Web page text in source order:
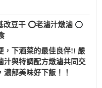
改豆干 ⭕老滷汁燉滷 ⭕
，下酒菜的最佳良伴!! 嚴
汁與特調配方燉滷共同交
郁美味好下飯！！